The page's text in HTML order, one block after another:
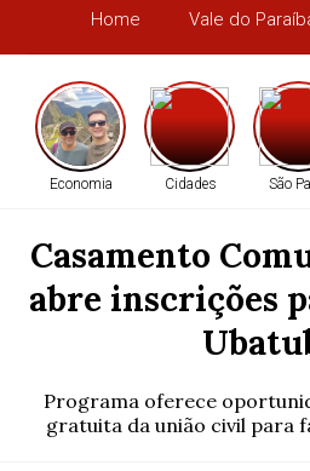
Home Vale do
Economia Cidades São
Casamento
abre inscrições
Programa oferece
gratuita da união civil para